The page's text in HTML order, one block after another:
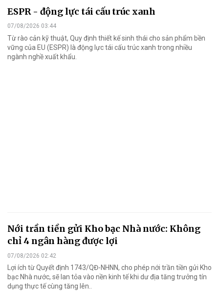
ESPR - động lực tái cấu trúc xanh
07/08/2026 03:44
Từ rào cản kỹ thuật, Quy định thiết kế sinh thái cho sản phẩm bền
vững của EU (ESPR) là động lực tái cấu trúc xanh trong nhiều
ngành nghề xuất khẩu.
Nới trần tiền gửi Kho bạc Nhà nước: Không
chỉ 4 ngân hàng được lợi
07/08/2026 02:42
Lợi ích từ Quyết định 1743/QĐ-NHNN, cho phép nới trần tiền gửi Kho
bạc Nhà nước, sẽ lan tỏa vào nền kinh tế khi dư địa tăng trưởng tín
dụng thực tế cùng tăng lên..